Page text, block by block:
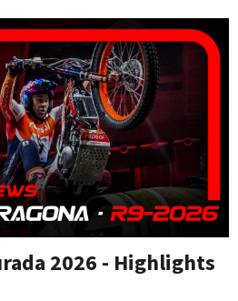
2026 - Highlights